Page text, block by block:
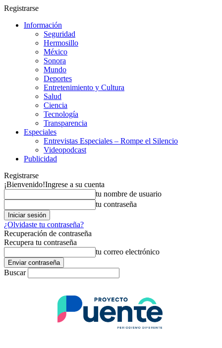
Registrarse
Información
Seguridad
Hermosillo
México
Sonora
Mundo
Deportes
Entretenimiento y Cultura
Salud
Ciencia
Tecnología
Transparencia
Especiales
Entrevistas Especiales – Rompe el Silencio
Videopodcast
Publicidad
Registrarse
¡Bienvenido!Ingrese a su cuenta
tu nombre de usuario
tu contraseña
¿Olvidaste tu contraseña?
Recuperación de contraseña
Recupera tu contraseña
tu correo electrónico
Buscar